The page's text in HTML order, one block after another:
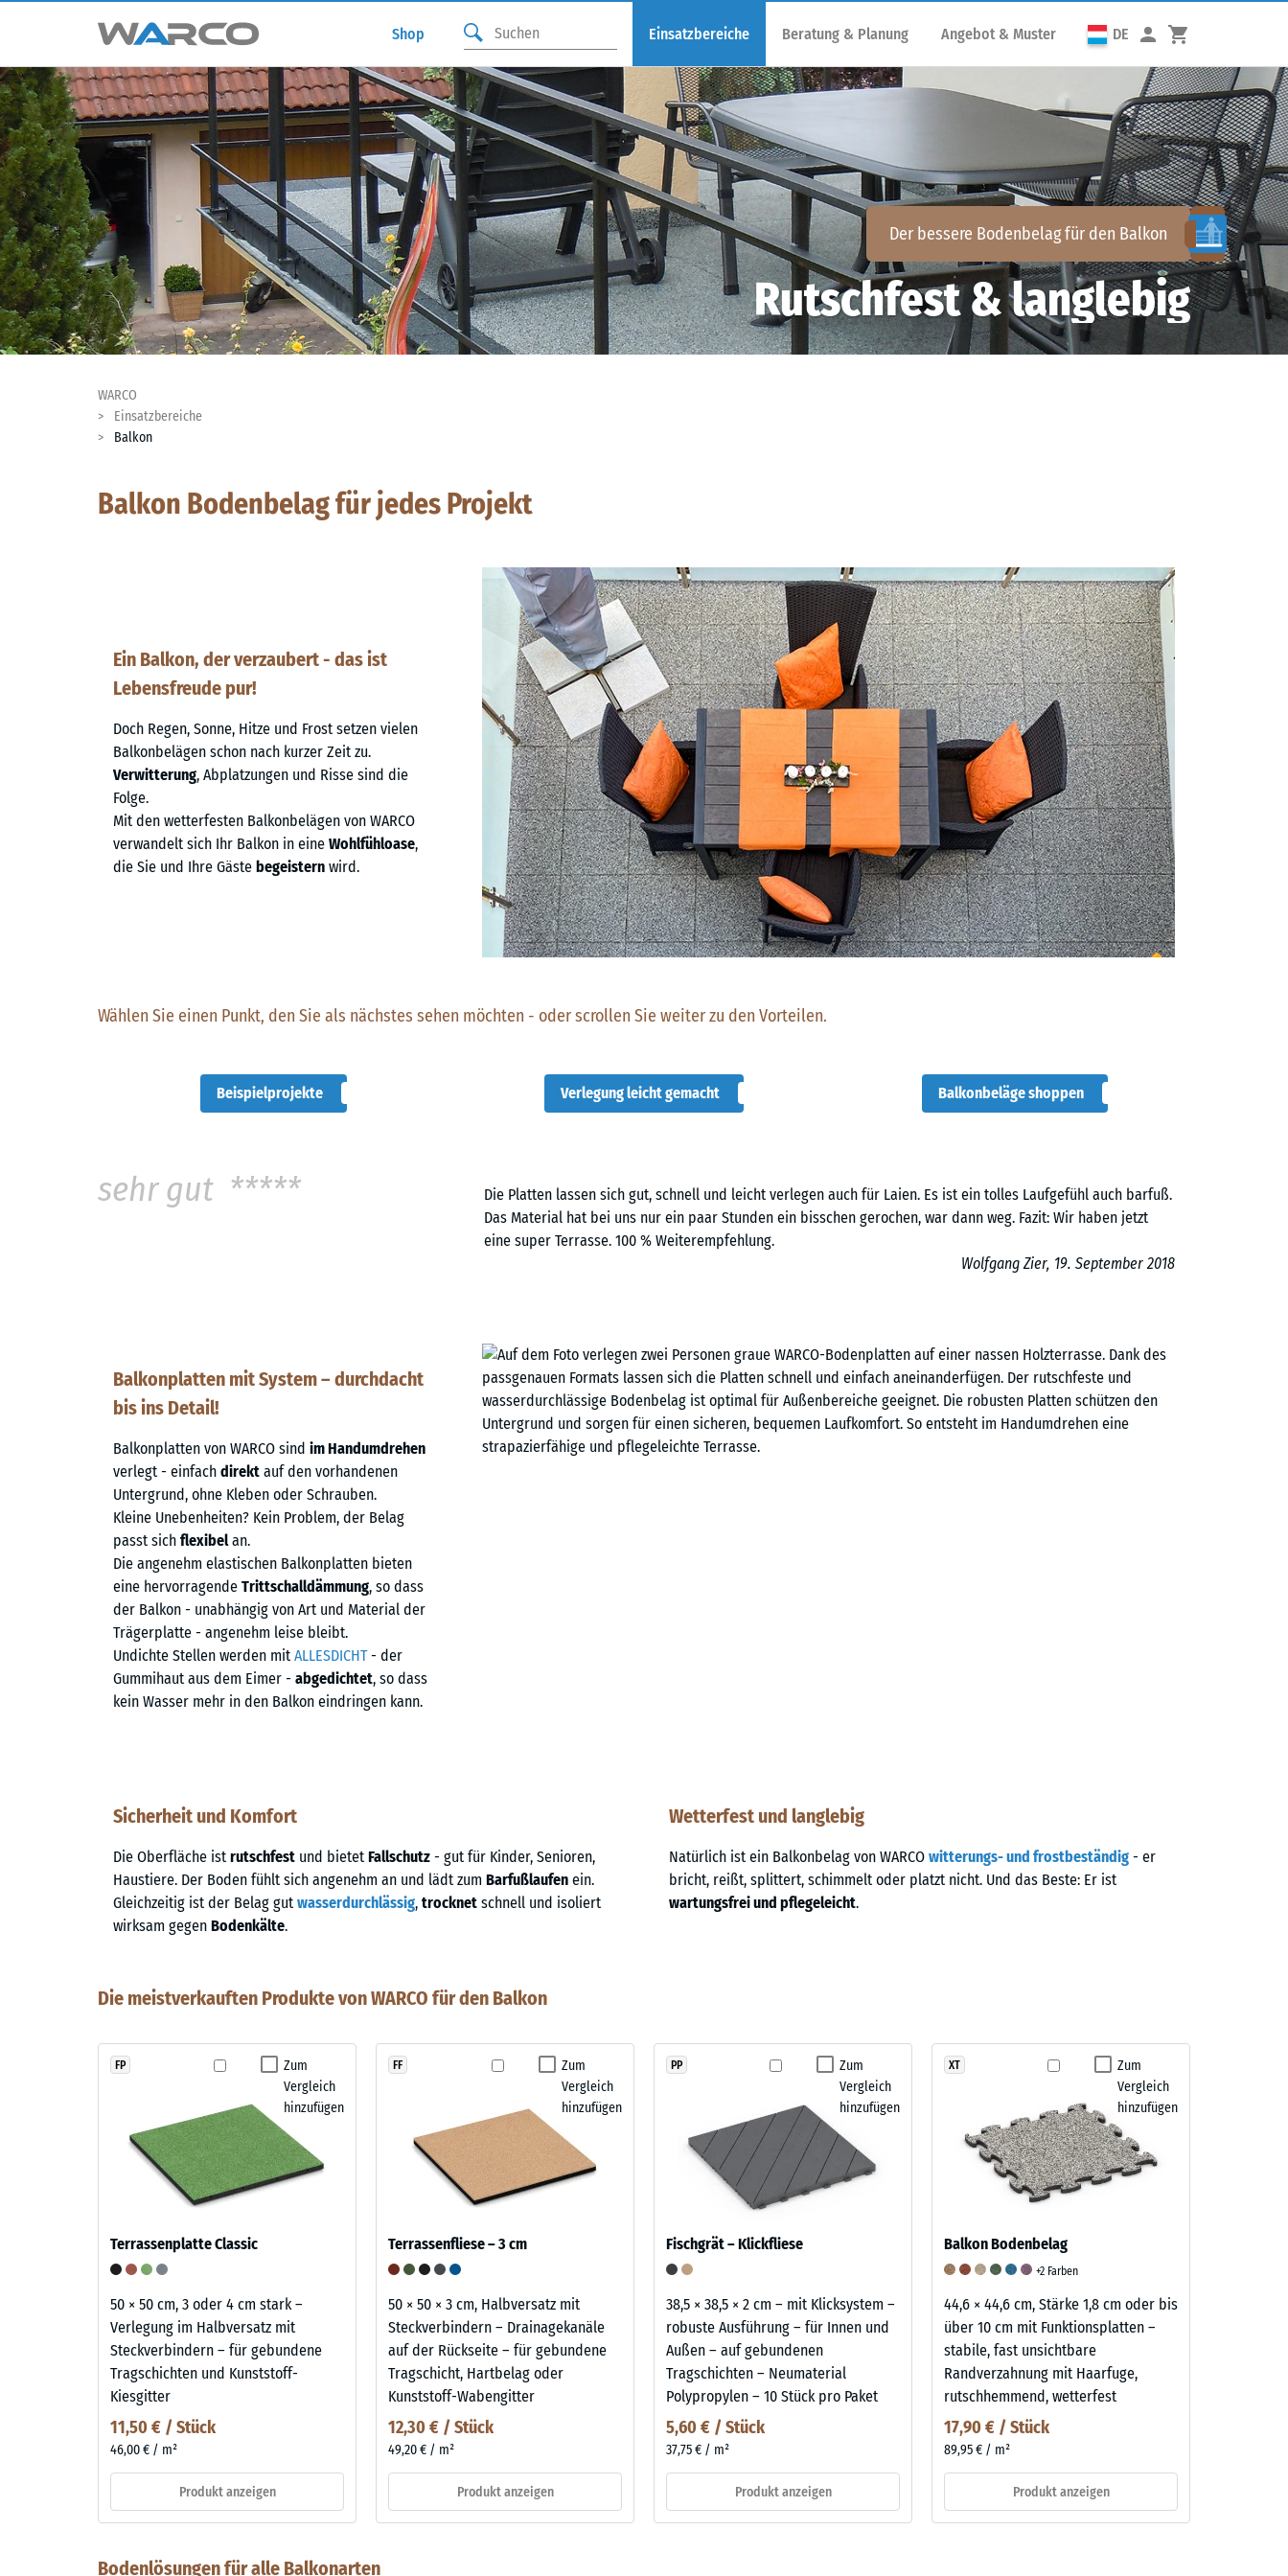
Shop Einsatzbereiche Beratung & Planung Angebot & Muster DE
Der bessere Bodenbelag für den Balkon
Rutschfest & langlebig
WARCO
Einsatzbereiche
Balkon
Balkon Bodenbelag für jedes Projekt
Ein Balkon, der verzaubert - das ist
Lebensfreude pur!
Doch Regen, Sonne, Hitze und Frost setzen vielen
Balkonbelägen schon nach kurzer Zeit zu.
Verwitterung, Abplatzungen und Risse sind die
Folge.
Mit den wetterfesten Balkonbelägen von WARCO
verwandelt sich Ihr Balkon in eine Wohlfühloase,
die Sie und Ihre Gäste begeistern wird.
Wählen Sie einen Punkt, den Sie als nächstes sehen möchten - oder scrollen Sie weiter zu den Vorteilen.
Beispielprojekte Verlegung leicht gemacht Balkonbeläge shoppen
sehr gut *****
Die Platten lassen sich gut, schnell und leicht verlegen auch für Laien. Es ist ein tolles Laufgefühl auch barfuß.
Das Material hat bei uns nur ein paar Stunden ein bisschen gerochen, war dann weg. Fazit: Wir haben jetzt
eine super Terrasse. 100 % Weiterempfehlung.
Wolfgang Zier, 19. September 2018
Balkonplatten mit System – durchdacht
bis ins Detail!
Balkonplatten von WARCO sind im Handumdrehen
verlegt - einfach direkt auf den vorhandenen
Untergrund, ohne Kleben oder Schrauben.
Kleine Unebenheiten? Kein Problem, der Belag
passt sich flexibel an.
Die angenehm elastischen Balkonplatten bieten
eine hervorragende Trittschalldämmung, so dass
der Balkon - unabhängig von Art und Material der
Trägerplatte - angenehm leise bleibt.
Undichte Stellen werden mit ALLESDICHT- der
Gummihaut aus dem Eimer - abgedichtet, so dass
kein Wasser mehr in den Balkon eindringen kann.
Sicherheit und Komfort
Die Oberfläche ist rutschfest und bietet Fallschutz - gut für Kinder, Senioren,
Haustiere. Der Boden fühlt sich angenehm an und lädt zum Barfußlaufen ein.
Gleichzeitig ist der Belag gut wasserdurchlässig, trocknet schnell und isoliert
wirksam gegen Bodenkälte.
Wetterfest und langlebig
Natürlich ist ein Balkonbelag von WARCO witterungs- und frostbeständig - er
bricht, reißt, splittert, schimmelt oder platzt nicht. Und das Beste: Er ist
wartungsfrei und pflegeleicht.
Die meistverkauften Produkte von WARCO für den Balkon
Zum
Vergleich
hinzufügen
FP
Terrassenplatte Classic
50 × 50 cm, 3 oder 4 cm stark –
Verlegung im Halbversatz mit
Steckverbindern – für gebundene
Tragschichten und Kunststoff-
Kiesgitter
11,50 € / Stück
46,00 € / m²
Produkt anzeigen
Zum
Vergleich
hinzufügen
FF
Terrassenfliese – 3 cm
50 × 50 × 3 cm, Halbversatz mit
Steckverbindern – Drainagekanäle
auf der Rückseite – für gebundene
Tragschicht, Hartbelag oder
Kunststoff-Wabengitter
12,30 € / Stück
49,20 € / m²
Produkt anzeigen
Zum
Vergleich
hinzufügen
PP
Fischgrät – Klickfliese
38,5 × 38,5 × 2 cm – mit Klicksystem –
robuste Ausführung – für Innen und
Außen – auf gebundenen
Tragschichten – Neumaterial
Polypropylen – 10 Stück pro Paket
5,60 € / Stück
37,75 € / m²
Produkt anzeigen
Zum
Vergleich
hinzufügen
XT
Balkon Bodenbelag
+2 Farben
44,6 × 44,6 cm, Stärke 1,8 cm oder bis
über 10 cm mit Funktionsplatten –
stabile, fast unsichtbare
Randverzahnung mit Haarfuge,
rutschhemmend, wetterfest
17,90 € / Stück
89,95 € / m²
Produkt anzeigen
Bodenlösungen für alle Balkonarten